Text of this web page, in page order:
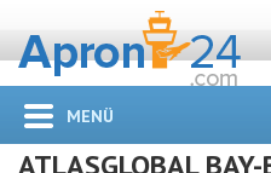
MENÜ
ATLASGLOBAL